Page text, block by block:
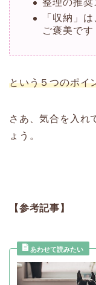
「収納」
ご褒美です
という５つのポイ
さあ、気合を入れ
ょう。
【参考記事】